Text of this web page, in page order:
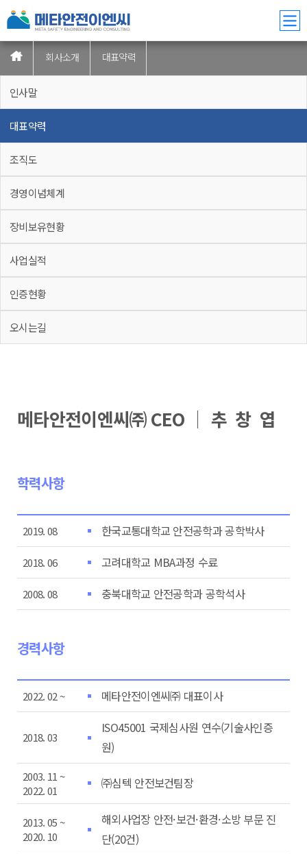
인사말
대표약력
조직도
경영이념체계
장비보유현황
사업실적
인증현황
오시는길
회사소개 대표약력
메타안전이엔씨㈜ CEO │ 추 창 엽
학력사항
2019. 08 한국교통대학교 안전공학과 공학박사
2018. 06 고려대학교 MBA과정 수료
2008. 08 충북대학교 안전공학과 공학석사
경력사항
2022. 02 ~ 메타안전이엔씨㈜ 대표이사
2018. 03
ISO45001 국제심사원 연수(기술사인증
원)
2003. 11 ~
2022. 01
㈜심텍 안전보건팀장
2013. 05 ~
2020. 10
해외사업장 안전·보건·환경·소방 부문 진
단(20건)